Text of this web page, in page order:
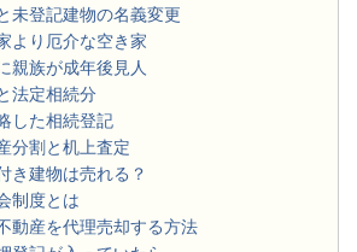
未登記建物の名義変更
より厄介な空き家
親族が成年後見人
法定相続分
した相続登記
分割と机上査定
き建物は売れる？
制度とは
動産を代理売却する方法